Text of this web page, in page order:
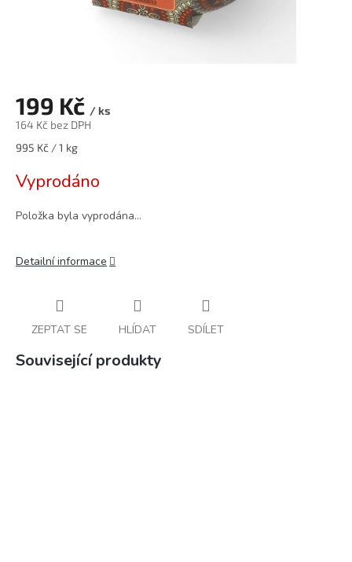
199 Kč / ks
164 Kč bez DPH
Měrná
995 Kč / 1 kg
Vyprodáno
Položka byla vyprodána…
Detailní informace
ZEPTAT SE HLÍDAT SDÍLET
Související produkty